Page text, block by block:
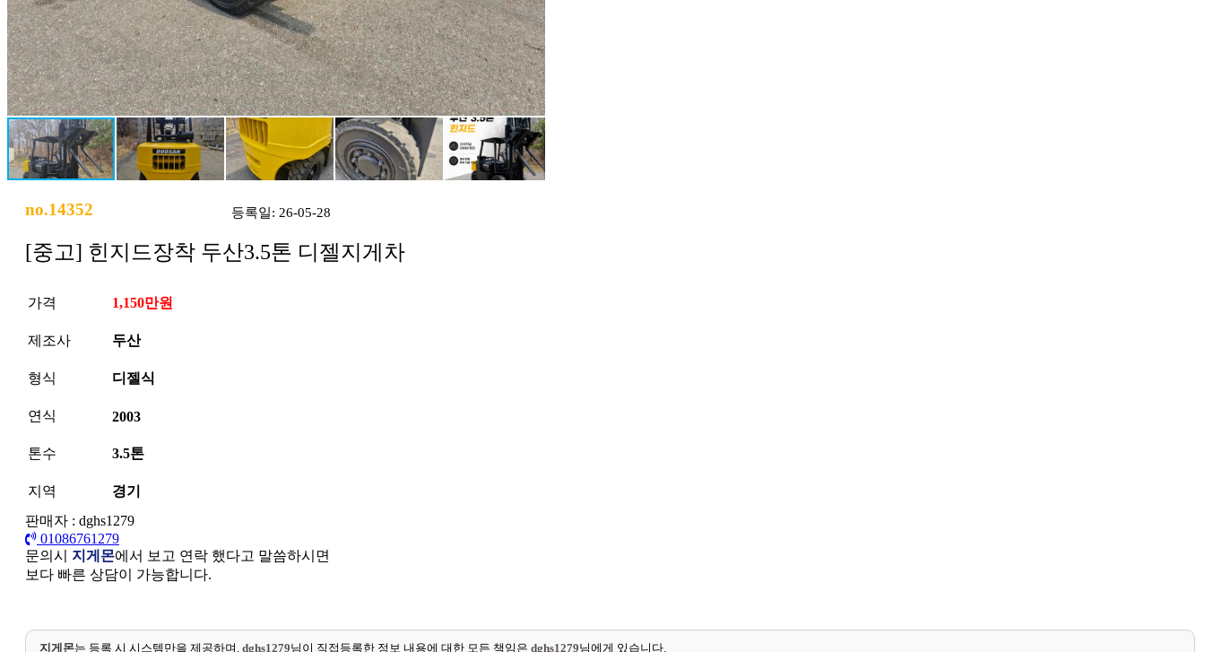
no.14352 등록일: 26-05-28
[중고] 힌지드장착 두산3.5톤 디젤지게차
가격 1,150만원
제조사 두산
형식 디젤식
연식 2003
톤수 3.5톤
지역
경기
판매자 : dghs1279
01086761279
문의시 지게몬에서 보고 연락 했다고 말씀하시면
보다 빠른 상담이 가능합니다.
지게몬는 등록 시 시스템만을 제공하며, dghs1279님이 직접등록한 정보 내용에 대한 모든 책임은 dghs1279님에게 있습니다.